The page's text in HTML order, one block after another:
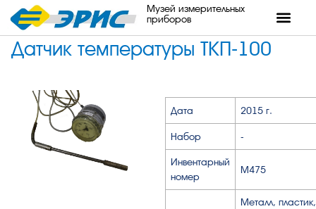
Музей измерительных
приборов
Датчик температуры ТКП-100
Дата 2015 г.
Набор -
Инвентарный
номер
М475
Металл, пластик,